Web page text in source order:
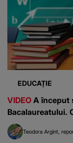
EDUCAȚIE
VIDEO A început
Bacalaureatului.
Teodora Argint